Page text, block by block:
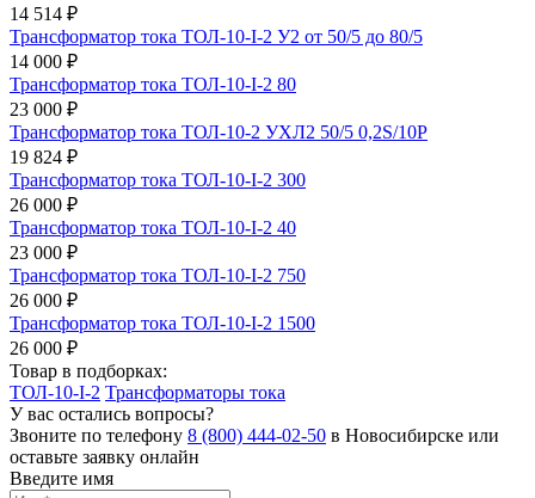
14 514 ₽
Трансформатор тока ТОЛ-10-I-2 У2 от 50/5 до 80/5
14 000 ₽
Трансформатор тока ТОЛ-10-I-2 80
23 000 ₽
Трансформатор тока ТОЛ-10-2 УХЛ2 50/5 0,2S/10Р
19 824 ₽
Трансформатор тока ТОЛ-10-I-2 300
26 000 ₽
Трансформатор тока ТОЛ-10-I-2 40
23 000 ₽
Трансформатор тока ТОЛ-10-I-2 750
26 000 ₽
Трансформатор тока ТОЛ-10-I-2 1500
26 000 ₽
Товар в подборках:
ТОЛ-10-I-2 Трансформаторы тока
У вас остались вопросы?
Звоните по телефону 8 (800) 444-02-50 в Новосибирске или
оставьте заявку онлайн
Введите имя